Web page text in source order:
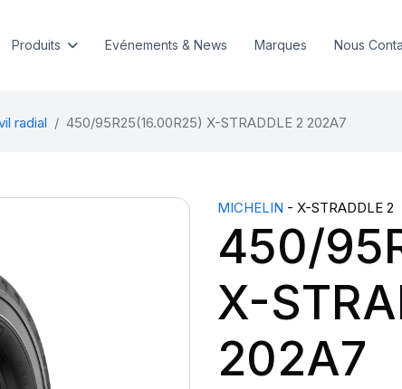
Produits Evénements & News Marques Nous
radial 450/95R25(16.00R25) X-STRADDLE 2 202A7
MICHELIN - X-STRADDLE 2
450/
X-
202A7